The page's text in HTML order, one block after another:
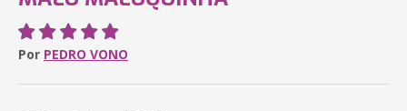
Por PEDRO VONO